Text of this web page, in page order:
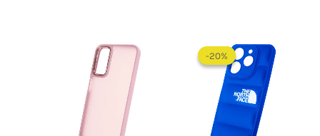
-20%
-20%
precio
original
era:
$ 60.000.